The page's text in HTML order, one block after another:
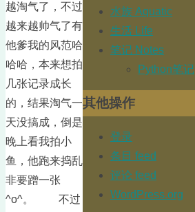
越淘气了，不过
越来越帅气了有
他爹我的风范哈
哈哈，本来想拍
几张记录成长
的，结果淘气一
天没搞成，倒是
晚上看我拍小
鱼，他跑来捣乱
非要蹭一张
^o^。 不过
水族 Aquatic
生活 Life
笔记 Notes
Python笔记
其他操作
登录
条目 feed
评论 feed
WordPress.org